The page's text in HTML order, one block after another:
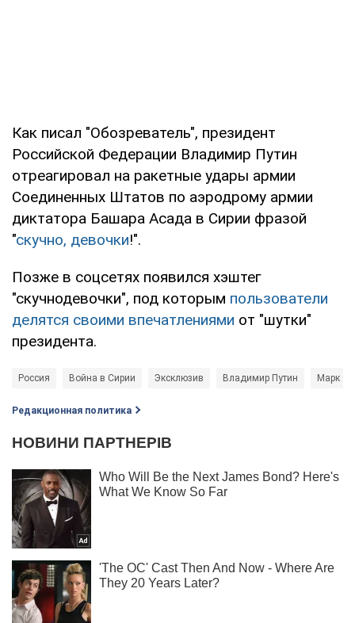
Как писал "Обозреватель", президент
Российской Федерации Владимир Путин
отреагировал на ракетные удары армии
Соединенных Штатов по аэродрому армии
диктатора Башара Асада в Сирии фразой
"скучно, девочки!".
Позже в соцсетях появился хэштег
"скучнодевочки", под которым пользователи
делятся своими впечатлениями от "шутки"
президента.
Россия Война в Сирии Эксклюзив Владимир Путин Марк
Редакционная политика